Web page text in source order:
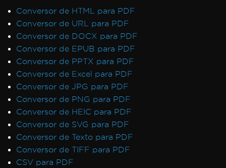
Conversor de HTML para PDF
Conversor de URL para PDF
Conversor de DOCX para PDF
Conversor de EPUB para PDF
Conversor de PPTX para PDF
Conversor de Excel para PDF
Conversor de JPG para PDF
Conversor de PNG para PDF
Conversor de HEIC para PDF
Conversor de SVG para PDF
Conversor de Texto para PDF
Conversor de TIFF para PDF
CSV para PDF